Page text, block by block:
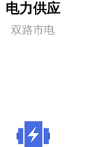
电力供应
双路市电